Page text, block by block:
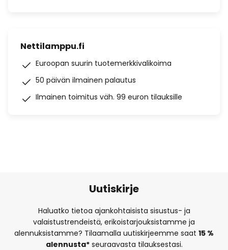
Nettilamppu.fi
Euroopan suurin tuotemerkkivalikoima
50 päivän ilmainen palautus
Ilmainen toimitus väh. 99 euron tilauksille
Uutiskirje
Haluatko tietoa ajankohtaisista sisustus- ja
valaistustrendeistä, erikoistarjouksistamme ja
alennuksistamme? Tilaamalla uutiskirjeemme saat 15 %
alennusta*seuraavasta tilauksestasi.